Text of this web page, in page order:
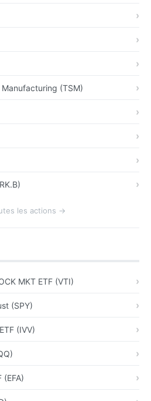
(TSM)
les actions →
MKT ETF (VTI)
(SPY)
(IVV)
(EFA)